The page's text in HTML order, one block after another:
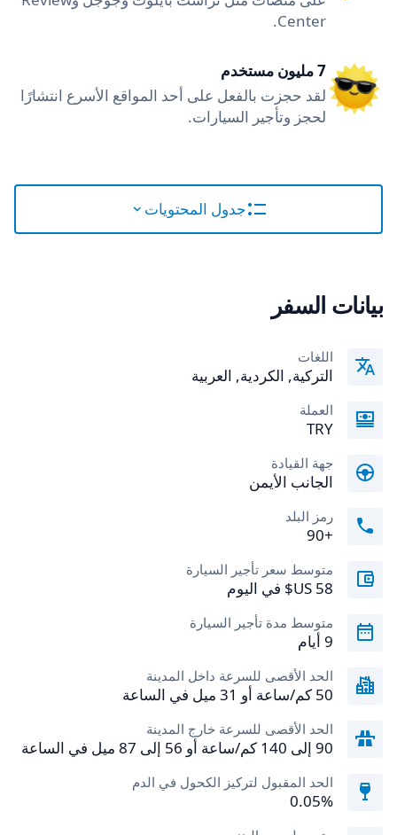
Center.
7 مليون مستخدم
لقد حجزت بالفعل على أحد المواقع الأسرع انتشارًا
لحجز وتأجير السيارات.
جدول المحتويات
بيانات السفر
اللغات
التركية, الكردية, العربية
العملة
TRY
جهة القيادة
الجانب الأيمن
رمز البلد
+90
متوسط سعر تأجير السيارة
متوسط مدة تأجير السيارة
9 أيام
الحد الأقصى للسرعة داخل المدينة
50 كم/ساعة أو 31 ميل في الساعة
الحد الأقصى للسرعة خارج المدينة
90 إلى 140 كم/ساعة أو 56 إلى 87 ميل في الساعة
الحد المقبول لتركيز الكحول في الدم
0.05‎%‎